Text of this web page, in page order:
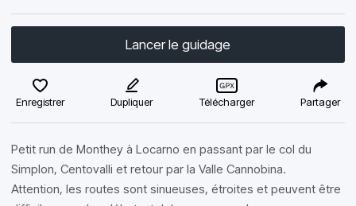
Lancer le guidage
Enregistrer Dupliquer Télécharger Partager
Petit run de Monthey à Locarno en passant par le col du
Simplon, Centovalli et retour par la Valle Cannobina.
Attention, les routes sont sinueuses, étroites et peuvent être